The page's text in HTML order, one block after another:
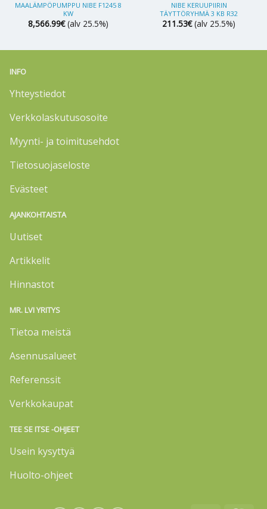
MAALÄMPÖPUMPPU NIBE F1245 8
KW
8,566.99€ (alv 25.5%)
NIBE KERUUPIIRIN
TÄYTTÖRYHMÄ 3 KB R32
211.53€ (alv 25.5%)
INFO
Yhteystiedot
Verkkolaskutusosoite
Myynti- ja toimitusehdot
Tietosuojaseloste
Evästeet
AJANKOHTAISTA
Uutiset
Artikkelit
Hinnastot
MR. LVI YRITYS
Tietoa meistä
Asennusalueet
Referenssit
Verkkokaupat
TEE SE ITSE -OHJEET
Usein kysyttyä
Huolto-ohjeet